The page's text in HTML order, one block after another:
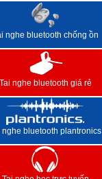
nghe bluetooth chống ồn
Tai nghe bluetooth giá rẻ
nghe bluetooth plantronics